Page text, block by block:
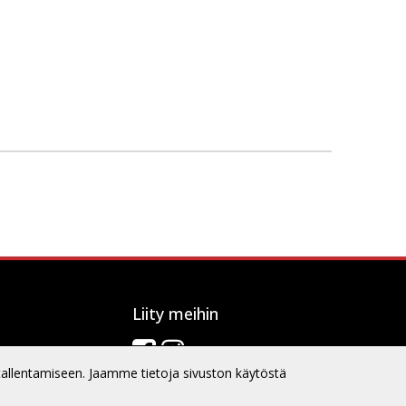
Jaamme tietoja sivuston käytöstä
Liity meihin